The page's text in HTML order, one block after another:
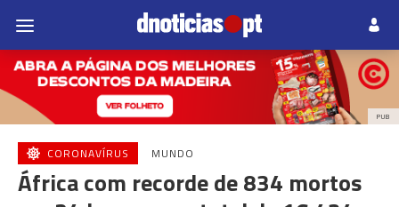
PUB
CORONAVÍRUS MUNDO
África com recorde de 834 mortos